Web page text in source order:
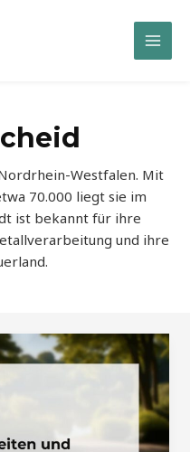
Main
Westfalen. Mit
70.000 liegt sie im
ist bekannt für ihre
und ihre